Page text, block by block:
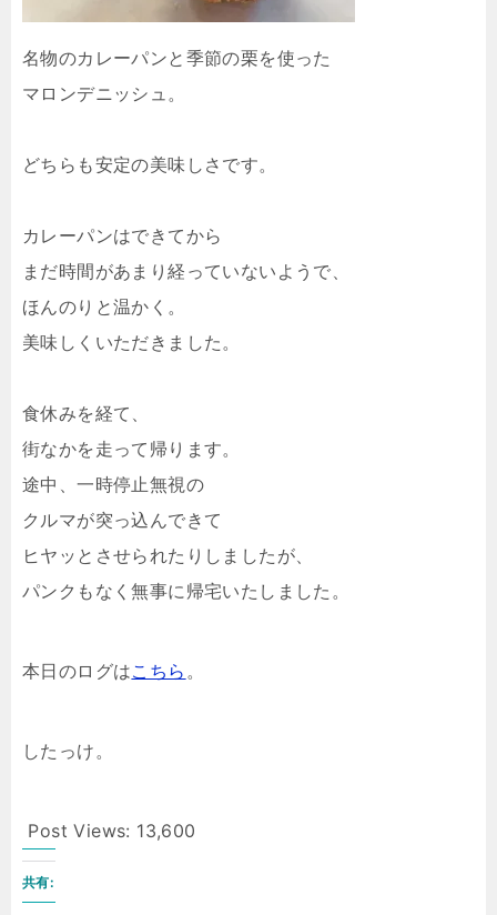
名物のカレーパンと季節の栗を使った
マロンデニッシュ。
どちらも安定の美味しさです。
カレーパンはできてから
まだ時間があまり経っていないようで、
ほんのりと温かく。
美味しくいただきました。
食休みを経て、
街なかを走って帰ります。
途中、一時停止無視の
クルマが突っ込んできて
ヒヤッとさせられたりしましたが、
パンクもなく無事に帰宅いたしました。
本日のログはこちら 。
したっけ。
Post Views: 13,600
共有: